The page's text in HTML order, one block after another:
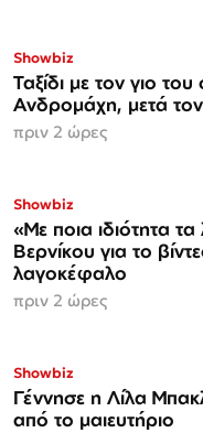
Showbiz
Ταξίδι με τον γιο
Ανδρομάχη, μετά
πριν 2 ώρες
Showbiz
«Με ποια ιδιότητα
Βερνίκου για το
λαγοκέφαλο
πριν 2 ώρες
Showbiz
Γέννησε η Λίλα
από το μαιευτήριο